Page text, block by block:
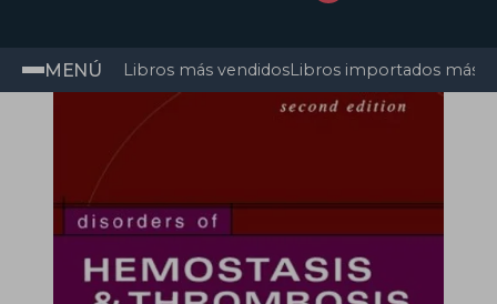
MENÚ Libros más vendidosLibros importados más